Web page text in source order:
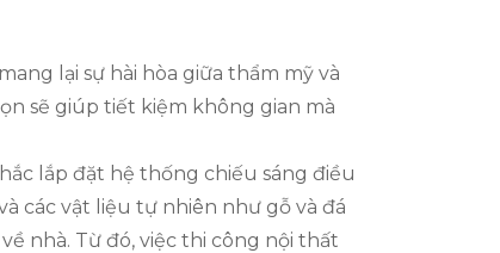
lại sự hài hòa giữa thẩm mỹ và
sẽ giúp tiết kiệm không gian mà
lắp đặt hệ thống chiếu sáng điều
các vật liệu tự nhiên như gỗ và đá
nhà. Từ đó, việc thi công nội thất